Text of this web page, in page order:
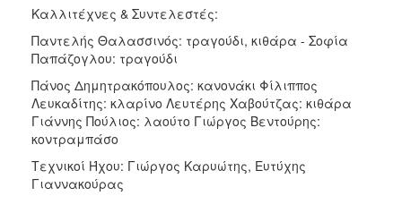
Καλλιτέχνες & Συντελεστές:
Παντελής Θαλασσινός: τραγούδι, κιθάρα - Σοφία
Παπάζογλου: τραγούδι
Πάνος Δημητρακόπουλος: κανονάκι Φίλιππος
Λευκαδίτης: κλαρίνο Λευτέρης Χαβούτζας: κιθάρα
Γιάννης Πούλιος: λαούτο Γιώργος Βεντούρης:
κοντραμπάσο
Τεχνικοί Ήχου: Γιώργος Καρυώτης, Ευτύχης
Γιαννακούρας